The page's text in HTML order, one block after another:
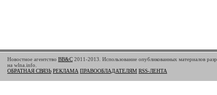
Новостное агентство BB&C 2011-2013. Использование опубликованных материалов
на wlna.info.
ОБРАТНАЯ СВЯЗЬ РЕКЛАМА ПРАВООБЛАДАТЕЛЯМ RSS-ЛЕНТА